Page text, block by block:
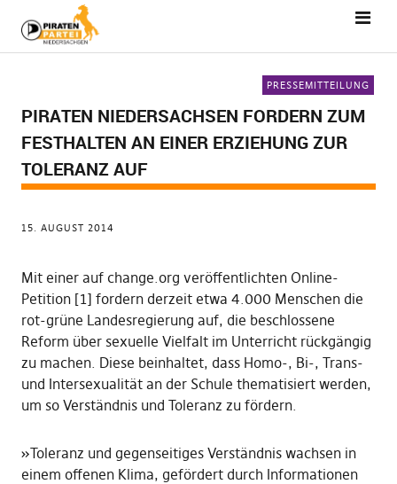
PRESSEMITTEILUNG
PIRATEN NIEDERSACHSEN FORDERN ZUM
FESTHALTEN AN EINER ERZIEHUNG ZUR
TOLERANZ AUF
15. AUGUST 2014
Mit einer auf change.org veröffentlichten Online-
Petition [1] fordern derzeit etwa 4.000 Menschen die
rot-grüne Landesregierung auf, die beschlossene
Reform über sexuelle Vielfalt im Unterricht rückgängig
zu machen. Diese beinhaltet, dass Homo-, Bi-, Trans-
und Intersexualität an der Schule thematisiert werden,
um so Verständnis und Toleranz zu fördern.
»Toleranz und gegenseitiges Verständnis wachsen in
einem offenen Klima, gefördert durch Informationen